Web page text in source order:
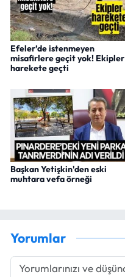
Efeler’de istenmeyen
misafirlere geçit yok! Ekipler
harekete geçti
Başkan Yetişkin'den eski
muhtara vefa örneği
Yorumlar